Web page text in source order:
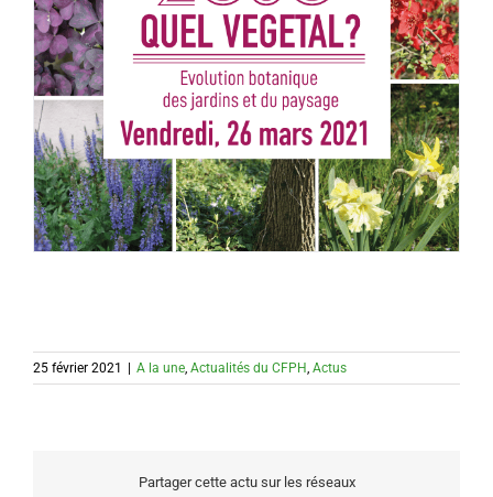
25 février 2021 A la une, Actualités du CFPH, Actus
Partager cette actu sur les réseaux